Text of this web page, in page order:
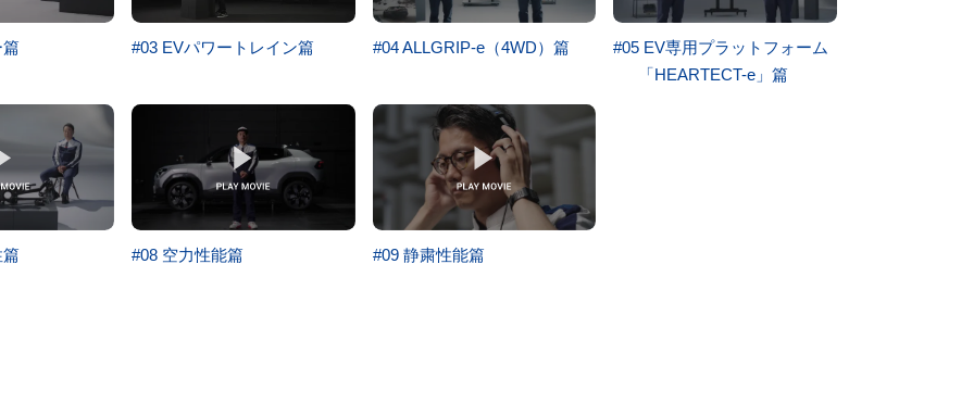
#03 EVパワートレイン篇 #04 ALLGRIP-e（4WD）篇
#05 EV専用プラットフォーム
「HEARTECT-e」篇
#08 空力性能篇 #09 静粛性能篇